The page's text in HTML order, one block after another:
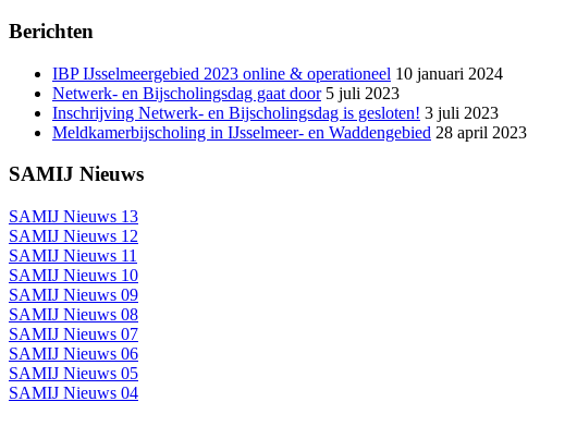
Berichten
IBP IJsselmeergebied 2023 online & operationeel 10 januari 2024
Netwerk- en Bijscholingsdag gaat door 5 juli 2023
Inschrijving Netwerk- en Bijscholingsdag is gesloten! 3 juli 2023
Meldkamerbijscholing in IJsselmeer- en Waddengebied 28 april 2023
SAMIJ Nieuws
SAMIJ Nieuws 13
SAMIJ Nieuws 12
SAMIJ Nieuws 11
SAMIJ Nieuws 10
SAMIJ Nieuws 09
SAMIJ Nieuws 08
SAMIJ Nieuws 07
SAMIJ Nieuws 06
SAMIJ Nieuws 05
SAMIJ Nieuws 04